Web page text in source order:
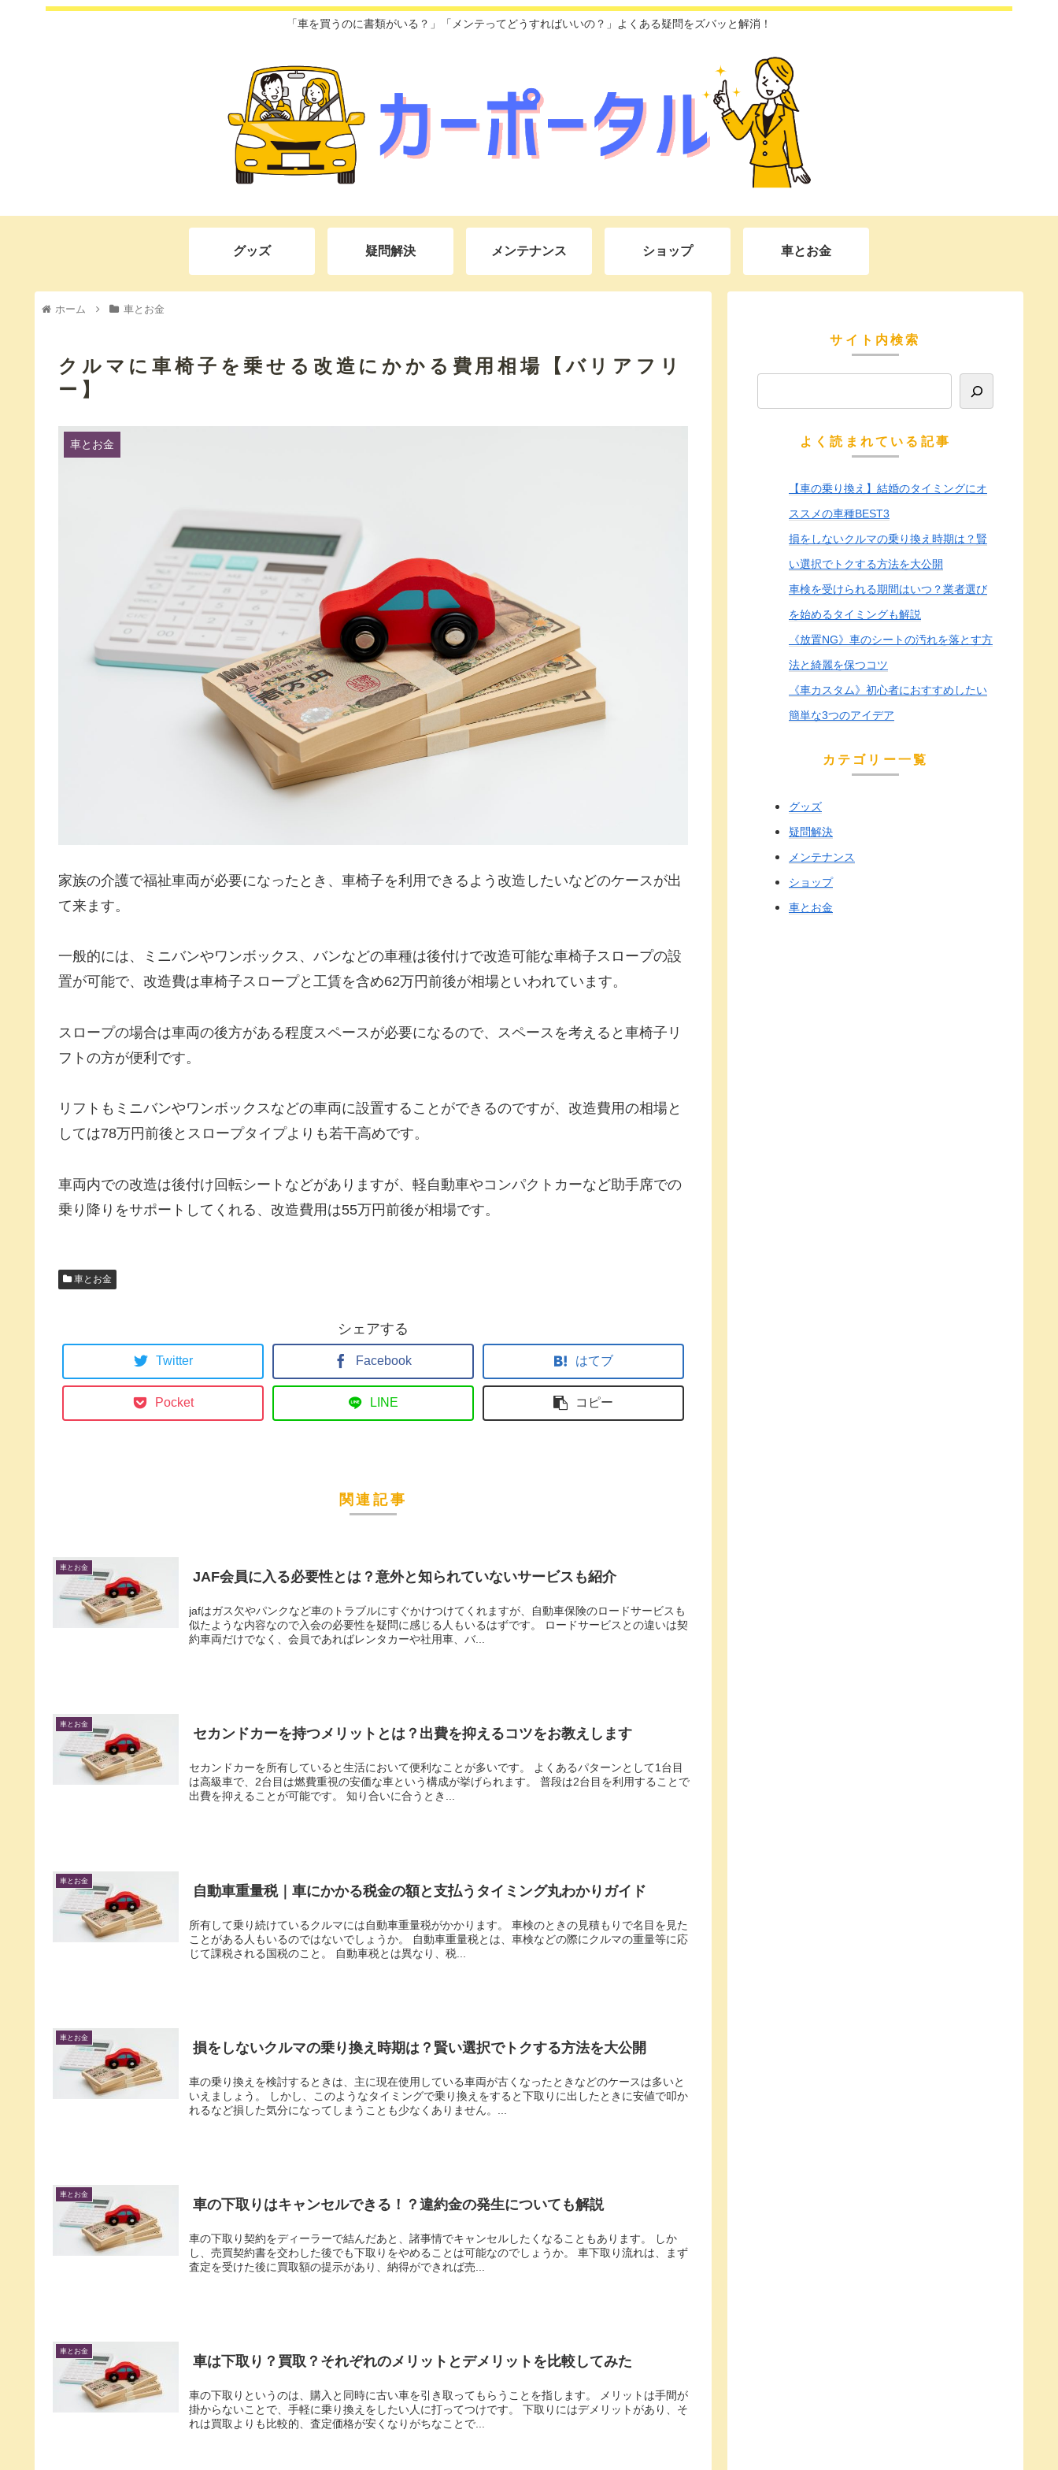
「車を買うのに書類がいる？」「メンテってどうすればいいの？」よくある疑問をズバッと解消！
グッズ 疑問解決 メンテナンス ショップ 車とお金
ホーム 車とお金
クルマに車椅子を乗せる改造にかかる費用相場【バリアフリ
ー】
車とお金
家族の介護で福祉車両が必要になったとき、車椅子を利用できるよう改造したいなどのケースが出
て来ます。
一般的には、ミニバンやワンボックス、バンなどの車種は後付けで改造可能な車椅子スロープの設
置が可能で、改造費は車椅子スロープと工賃を含め62万円前後が相場といわれています。
スロープの場合は車両の後方がある程度スペースが必要になるので、スペースを考えると車椅子リ
フトの方が便利です。
リフトもミニバンやワンボックスなどの車両に設置することができるのですが、改造費用の相場と
しては78万円前後とスロープタイプよりも若干高めです。
車両内での改造は後付け回転シートなどがありますが、軽自動車やコンパクトカーなど助手席での
乗り降りをサポートしてくれる、改造費用は55万円前後が相場です。
車とお金
シェアする
Twitter Facebook はてブ
Pocket LINE コピー
関連記事
車とお金
JAF会員に入る必要性とは？意外と知られていないサービスも紹介
jafはガス欠やパンクなど車のトラブルにすぐかけつけてくれますが、自動車保険のロードサービスも
似たような内容なので入会の必要性を疑問に感じる人もいるはずです。 ロードサービスとの違いは契
約車両だけでなく、会員であればレンタカーや社用車、バ...
車とお金
セカンドカーを持つメリットとは？出費を抑えるコツをお教えします
セカンドカーを所有していると生活において便利なことが多いです。 よくあるパターンとして1台目
は高級車で、2台目は燃費重視の安価な車という構成が挙げられます。 普段は2台目を利用することで
出費を抑えることが可能です。 知り合いに合うとき...
車とお金
自動車重量税｜車にかかる税金の額と支払うタイミング丸わかりガイド
所有して乗り続けているクルマには自動車重量税がかかります。 車検のときの見積もりで名目を見た
ことがある人もいるのではないでしょうか。 自動車重量税とは、車検などの際にクルマの重量等に応
じて課税される国税のこと。 自動車税とは異なり、税...
車とお金
損をしないクルマの乗り換え時期は？賢い選択でトクする方法を大公開
車の乗り換えを検討するときは、主に現在使用している車両が古くなったときなどのケースは多いと
いえましょう。 しかし、このようなタイミングで乗り換えをすると下取りに出したときに安値で叩か
れるなど損した気分になってしまうことも少なくありません。...
車とお金
車の下取りはキャンセルできる！？違約金の発生についても解説
車の下取り契約をディーラーで結んだあと、諸事情でキャンセルしたくなることもあります。 しか
し、売買契約書を交わした後でも下取りをやめることは可能なのでしょうか。 車下取り流れは、まず
査定を受けた後に買取額の提示があり、納得ができれば売...
車とお金
車は下取り？買取？それぞれのメリットとデメリットを比較してみた
車の下取りというのは、購入と同時に古い車を引き取ってもらうことを指します。 メリットは手間が
掛からないことで、手軽に乗り換えをしたい人に打ってつけです。 下取りにはデメリットがあり、そ
れは買取よりも比較的、査定価格が安くなりがちなことで...
サイト内検索
よく読まれている記事
【車の乗り換え】結婚のタイミングにオ
ススメの車種BEST3
損をしないクルマの乗り換え時期は？賢
い選択でトクする方法を大公開
車検を受けられる期間はいつ？業者選び
を始めるタイミングも解説
《放置NG》車のシートの汚れを落とす方
法と綺麗を保つコツ
《車カスタム》初心者におすすめしたい
簡単な3つのアイデア
カテゴリー一覧
グッズ
疑問解決
メンテナンス
ショップ
車とお金